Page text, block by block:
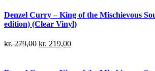
Denzel Curry – King of the Mischievous
edition) (Clear Vinyl)
kr.279,00 kr. 219,00